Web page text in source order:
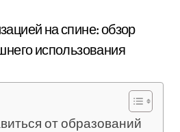
от образований